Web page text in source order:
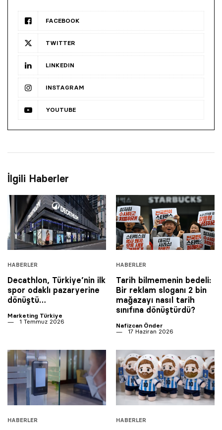
FACEBOOK
TWITTER
LINKEDIN
INSTAGRAM
YOUTUBE
İlgili Haberler
HABERLER
Decathlon, Türkiye’nin ilk
spor odaklı pazaryerine
dönüştü…
Marketing Türkiye
1 Temmuz 2026
HABERLER
Tarih bilmemenin bedeli:
Bir reklam sloganı 2 bin
mağazayı nasıl tarih
sınıfına dönüştürdü?
Nafizcan Önder
17 Haziran 2026
HABERLER HABERLER